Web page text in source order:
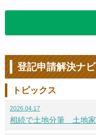
登記申請解決ナ
トピックス
2026.04.17
相続で土地分筆 土地